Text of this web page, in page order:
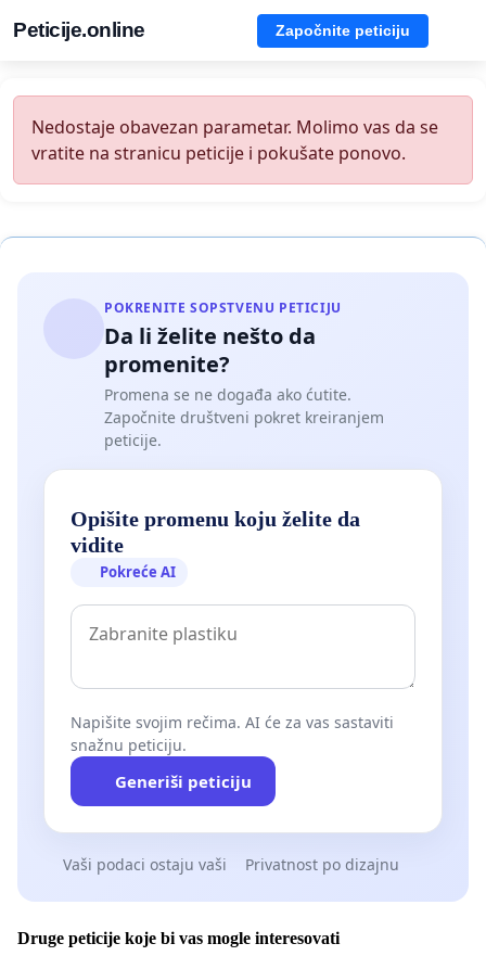
Peticije.online Započnite peticiju
Nedostaje obavezan parametar. Molimo vas da se
vratite na stranicu peticije i pokušate ponovo.
POKRENITE SOPSTVENU PETICIJU
Da li želite nešto da
promenite?
Promena se ne događa ako ćutite.
Započnite društveni pokret kreiranjem
peticije.
Opišite promenu koju želite da
vidite
Pokreće AI
Napišite svojim rečima. AI će za vas sastaviti
snažnu peticiju.
Generiši peticiju
Vaši podaci ostaju vaši Privatnost po dizajnu
Druge peticije koje bi vas mogle interesovati